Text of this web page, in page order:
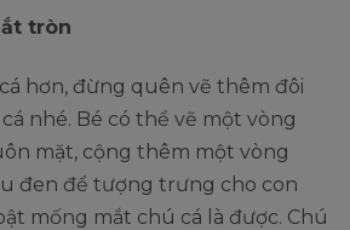
tròn
hơn, đừng quên vẽ thêm đôi
nhé. Bé có thể vẽ một vòng
mặt, cộng thêm một vòng
đen để tượng trưng cho con
mống mắt chú cá là được. Chú